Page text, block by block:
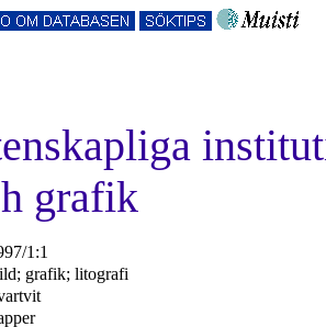
grafik
1:1
grafik; litografi